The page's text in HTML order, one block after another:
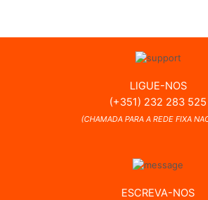
LIGUE-NOS
(+351) 232 283 525
(CHAMADA PARA A REDE FIXA
ESCREVA-NOS